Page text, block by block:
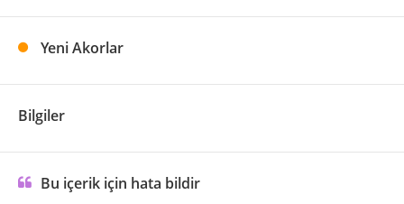
Yeni Akorlar
Bilgiler
Bu içerik için hata bildir